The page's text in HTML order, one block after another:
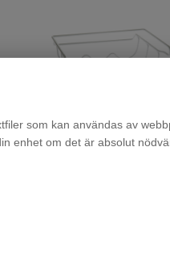
som kan användas av
enhet om det är absolut
M4RHBH01
Beställningsvara